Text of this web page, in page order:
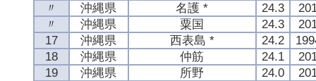
〃
沖縄県 名護 * 24.3
〃
沖縄県 粟国 24.3
17
沖縄県 西表島 * 24.2
18
沖縄県 仲筋 24.1
19
沖縄県 所野 24.0